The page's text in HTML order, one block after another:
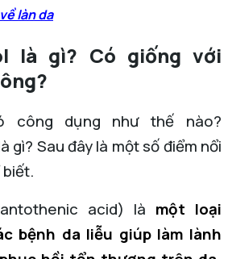
làn da
là gì? Có giống với
công dụng như thế nào?
gì? Sau đây là một số điểm nổi
acid) là một loại
bệnh da liễu giúp làm lành